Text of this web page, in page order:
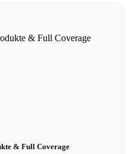
& Full Coverage